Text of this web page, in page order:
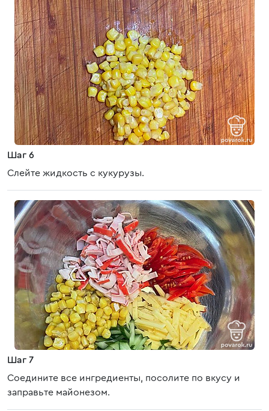
Шаг 6
Слейте жидкость с кукурузы.
Шаг 7
Соедините все ингредиенты, посолите по вкусу и
заправьте майонезом.